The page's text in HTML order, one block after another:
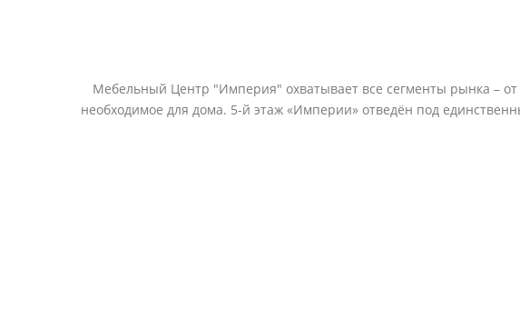
Мебельный Центр "Империя" охватывает все сегменты рынка –
необходимое для дома. 5-й этаж «Империи» отведён под